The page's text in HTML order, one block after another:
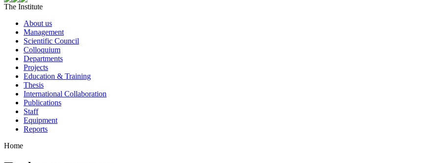
The Institute
About us
Management
Scientific Council
Colloquium
Departments
Projects
Education & Training
Thesis
International Collaboration
Publications
Staff
Equipment
Reports
Home